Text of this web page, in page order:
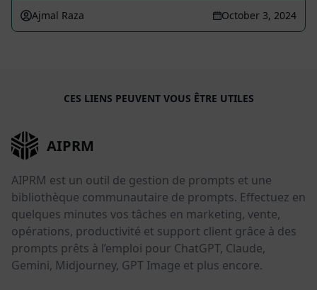
Ajmal Raza October 3, 2024
CES LIENS PEUVENT VOUS ÊTRE UTILES
AIPRM
AIPRM est un outil de gestion de prompts et une
bibliothèque communautaire de prompts. Effectuez en
quelques minutes vos tâches en marketing, vente,
opérations, productivité et support client grâce à des
prompts prêts à l’emploi pour ChatGPT, Claude,
Gemini, Midjourney, GPT Image et plus encore.